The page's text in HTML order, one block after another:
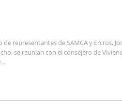
representantes de SAMCA y Ercros,
se reunían con el consejero de